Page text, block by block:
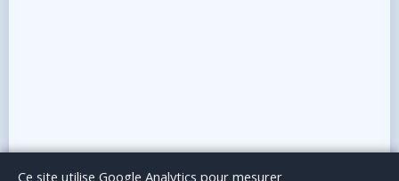
Le BlogPublicité Articles invitésMentions Légales
Ce site utilise Google Analytics pour mesurer